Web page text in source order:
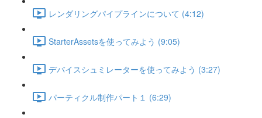
レンダリングパイプラインについて (4:12)
StarterAssetsを使ってみよう (9:05)
デバイスシュミレーターを使ってみよう (3:27)
パーティクル制作パート１ (6:29)